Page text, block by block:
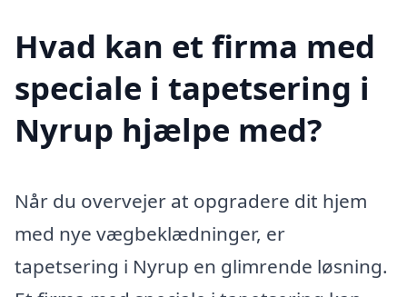
Hvad kan et firma med
speciale i tapetsering i
Nyrup hjælpe med?
Når du overvejer at opgradere dit hjem
med nye vægbeklædninger, er
tapetsering i Nyrup en glimrende løsning.